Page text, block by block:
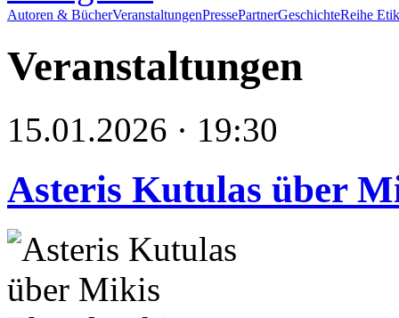
Autoren & BücherVeranstaltungenPressePartnerGeschichteReihe
Veranstaltungen
15.01.2026 · 19:30
Asteris Kutulas über